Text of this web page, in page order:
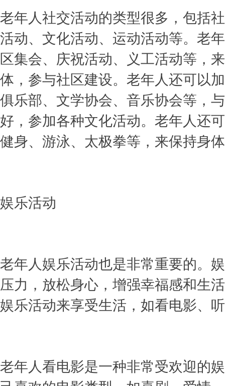
老年人社交活动的类型很多，包括
活动、文化活动、运动活动等。老
区集会、庆祝活动、义工活动等，
体，参与社区建设。老年人还可以
俱乐部、文学协会、音乐协会等，
好，参加各种文化活动。老年人还
健身、游泳、太极拳等，来保持身
娱乐活动
老年人娱乐活动也是非常重要的。
压力，放松身心，增强幸福感和生
娱乐活动来享受生活，如看电影、
老年人看电影是一种非常受欢迎的